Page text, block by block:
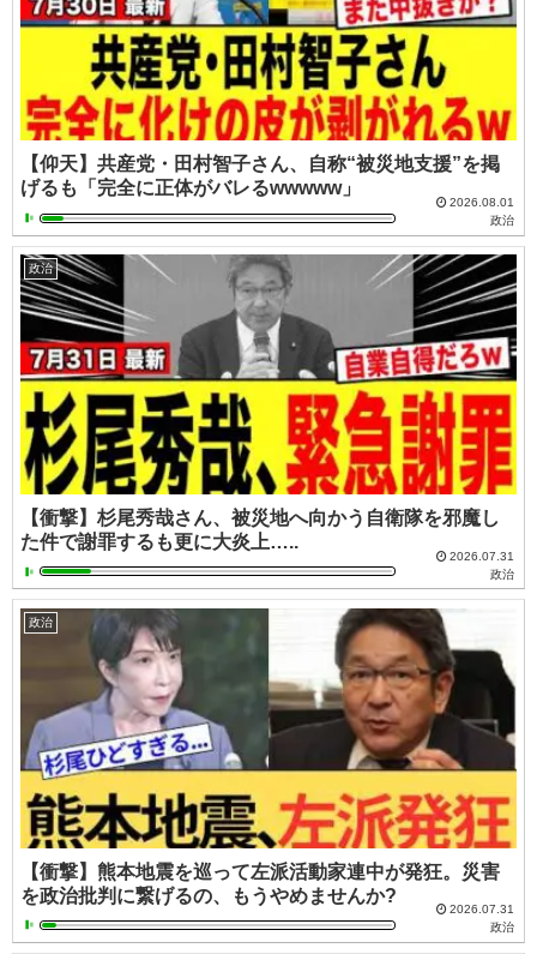
【仰天】共産党・田村智子さん、自称“被災地支援”を掲
げるも「完全に正体がバレるwwwww」
2026.08.01
政治
政治
【衝撃】杉尾秀哉さん、被災地へ向かう自衛隊を邪魔し
た件で謝罪するも更に大炎上…..
2026.07.31
政治
政治
【衝撃】熊本地震を巡って左派活動家連中が発狂。災害
を政治批判に繋げるの、もうやめませんか?
2026.07.31
政治